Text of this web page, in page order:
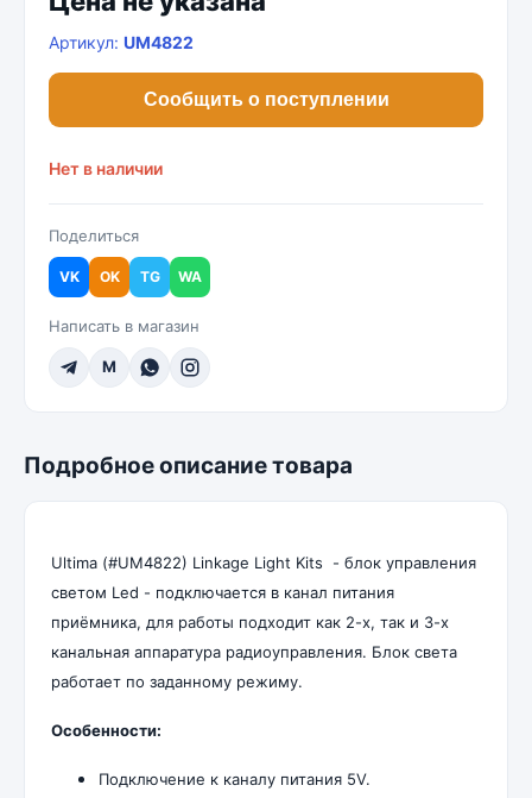
Артикул: UM4822
Сообщить о поступлении
Нет в наличии
Поделиться
VK OK TG WA
Написать в магазин
M
Подробное описание товара
Ultima (#UM4822) Linkage Light Kits - блок управления
светом Led - подключается в канал питания
приёмника, для работы подходит как 2-х, так и 3-х
канальная аппаратура радиоуправления. Блок света
работает по заданному режиму.
Особенности:
Подключение к каналу питания 5V.